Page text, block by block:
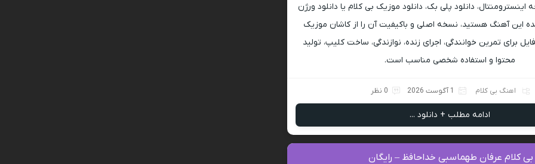
اینسترومنتال، دانلود پلی بک، دانلود موزیک بی کلام یا دانلود ورژن
این آهنگ هستید، نسخه اصلی و باکیفیت آن را از کاشان موزیک
برای تمرین خوانندگی، اجرای زنده، نوازندگی، ساخت کلیپ، تولید
محتوا و استفاده شخصی مناسب است.
اهنگ بی کلام 1 آگوست 2026 0 نظر
ادامه مطلب + دانلود ...
بی کلام عرفان طهماسبی خداحافظ – رایگان